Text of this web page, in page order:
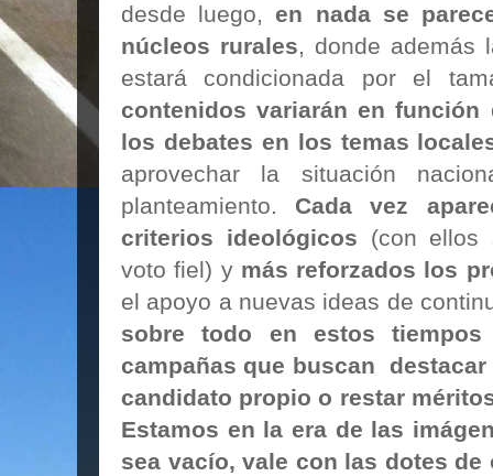
desde luego,en nada se
núcleos rurales, donde además
estará condicionada por el
contenidos variarán en
los debates en los temas
aprovechar la situación
planteamiento. Cada vez
criterios ideológicos (con ellos
voto fiel) y más reforzados los
el apoyo a nuevas ideas de
sobre todo en estos
campañas que buscan
candidato propio o restar
Estamos en la era de las
sea vacío, vale con las dotes